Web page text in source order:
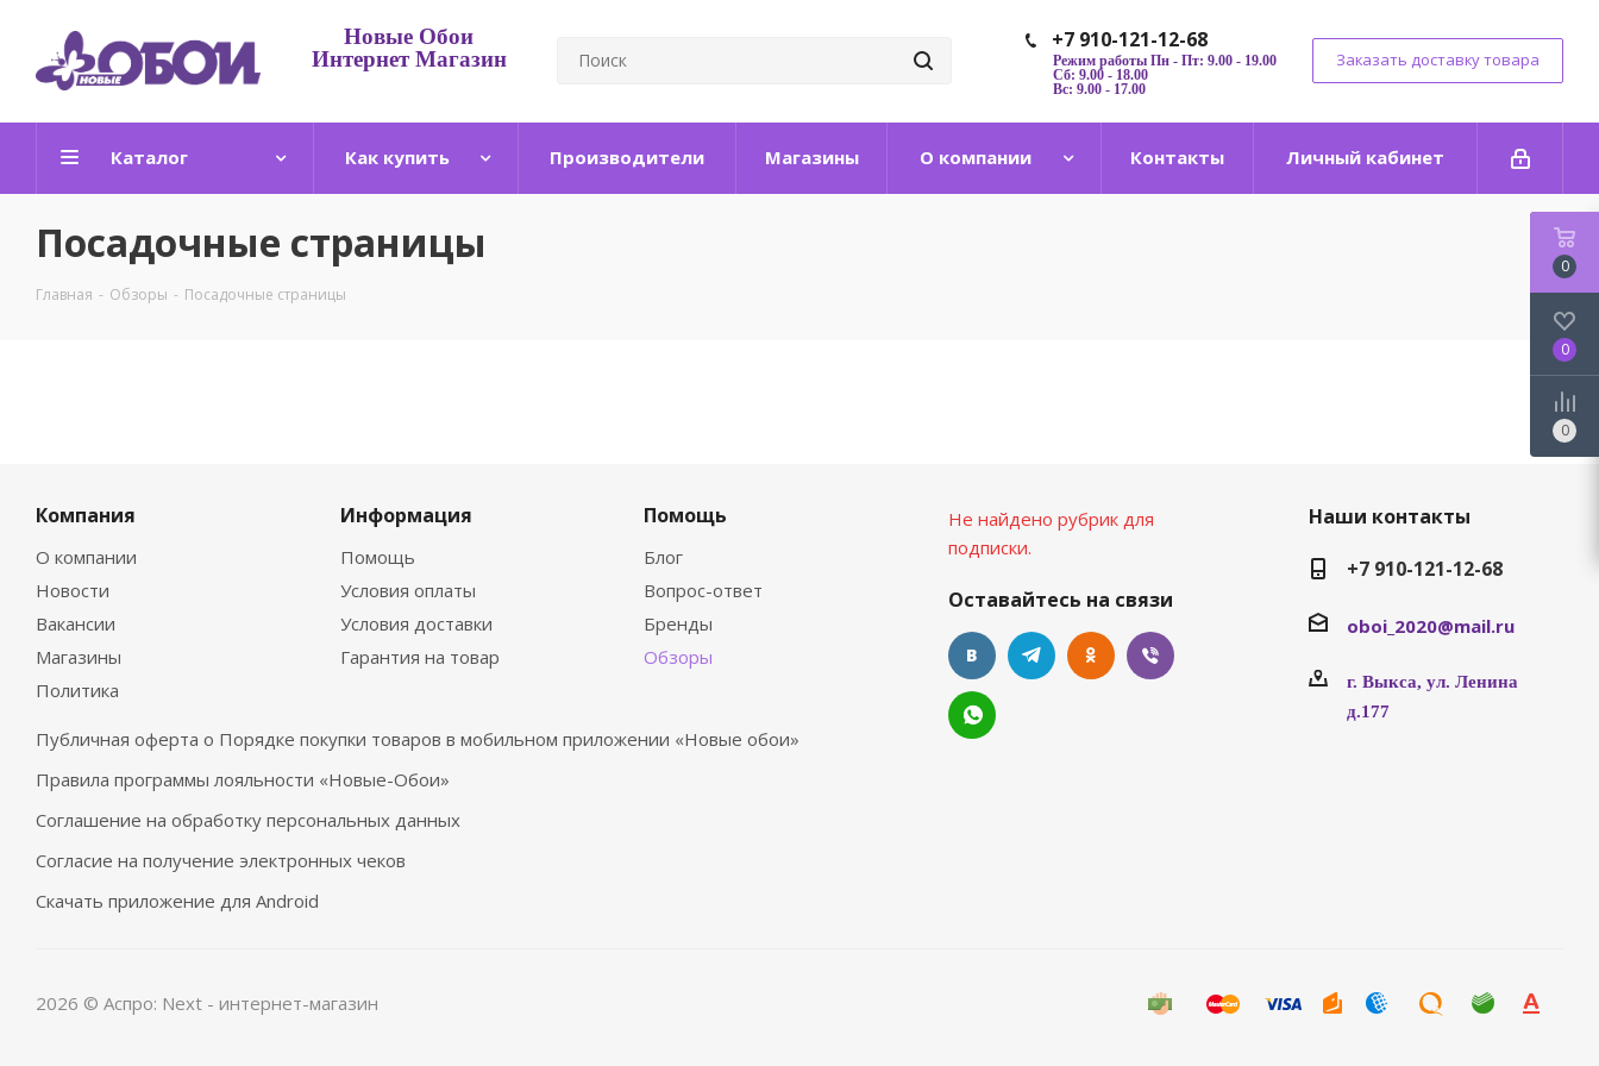
Новые Обои
Интернет Магазин
+7 910-121-12-68
Режим работы Пн - Пт: 9.00 - 19.00
Сб: 9.00 - 18.00
Вс: 9.00 - 17.00
Заказать доставку товара
Каталог Как купить Производители Магазины О компании Контакты Личный кабинет
Посадочные страницы
Главная - Обзоры - Посадочные страницы
Компания
О компании
Новости
Вакансии
Магазины
Политика
Информация
Помощь
Условия оплаты
Условия доставки
Гарантия на товар
Помощь
Блог
Вопрос-ответ
Бренды
Обзоры
Публичная оферта о Порядке покупки товаров в мобильном приложении «Новые обои»
Правила программы лояльности «Новые-Обои»
Соглашение на обработку персональных данных
Согласие на получение электронных чеков
Скачать приложение для Android
Не найдено рубрик для
подписки.
Оставайтесь на связи
Наши контакты
+7 910-121-12-68
oboi_2020@mail.ru
г. Выкса, ул. Ленина
д.177
2026 © Аспро: Next - интернет-магазин
0
0
0